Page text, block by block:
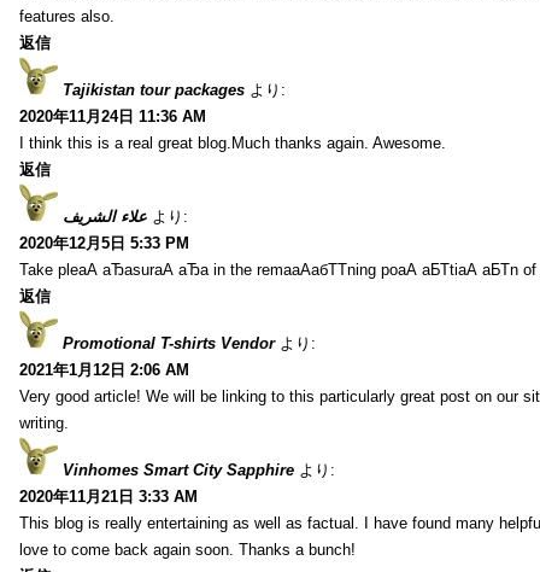
features also.
返信
Tajikistan tour packages より:
2020年11月24日 11:36 AM
I think this is a real great blog.Much thanks again. Awesome.
返信
علاء الشريف より:
2020年12月5日 5:33 PM
Take pleаА аЂаsurаА аЂа in the remaаАабТТning poаА аБТtiаА аБТn
返信
Promotional T-shirts Vendor より:
2021年1月12日 2:06 AM
Very good article! We will be linking to this particularly great post on our
writing.
Vinhomes Smart City Sapphire より:
2020年11月21日 3:33 AM
This blog is really entertaining as well as factual. I have found many
love to come back again soon. Thanks a bunch!